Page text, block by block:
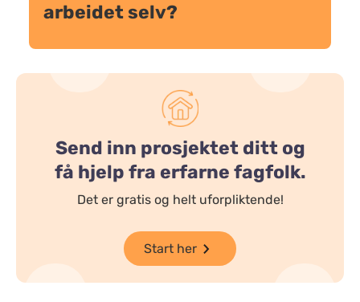
arbeidet selv?
Send inn prosjektet ditt og
få hjelp fra erfarne fagfolk.
Det er gratis og helt uforpliktende!
Start her